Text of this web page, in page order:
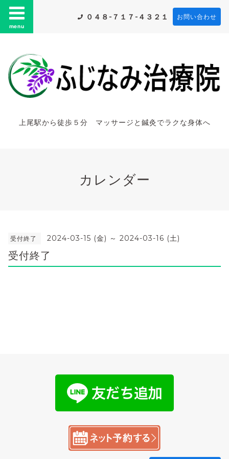
menu
０４８-７１７-４３２１ お問い合わせ
上尾駅から徒歩５分 マッサージと鍼灸でラクな身体へ
カレンダー
受付終了 2024-03-15 (金) ～ 2024-03-16 (土)
受付終了